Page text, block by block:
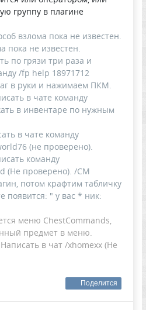
группу в плагине
взлома пока не известен.
пока не известен.
по грязи три раза и
/fp help 18971712
в руки и нажимаем ПКМ.
в чате команду
в инвентаре по нужным
в чате команду
(не проверено).
команду
(Не проверено). /CM
потом крафтим табличку
появится: " у вас * ник:
меню ChestCommands,
предмет в меню.
Написать в чат /xhomexx (Не
Поделится